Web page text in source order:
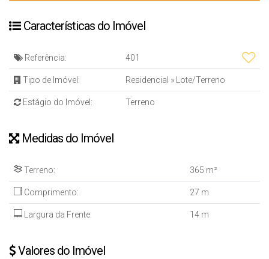
Características do Imóvel
Referência: 401
Tipo de Imóvel: Residencial » Lote/Terreno
Estágio do Imóvel: Terreno
Medidas do Imóvel
Terreno: 365 m²
Comprimento: 27 m
Largura da Frente: 14 m
Valores do Imóvel